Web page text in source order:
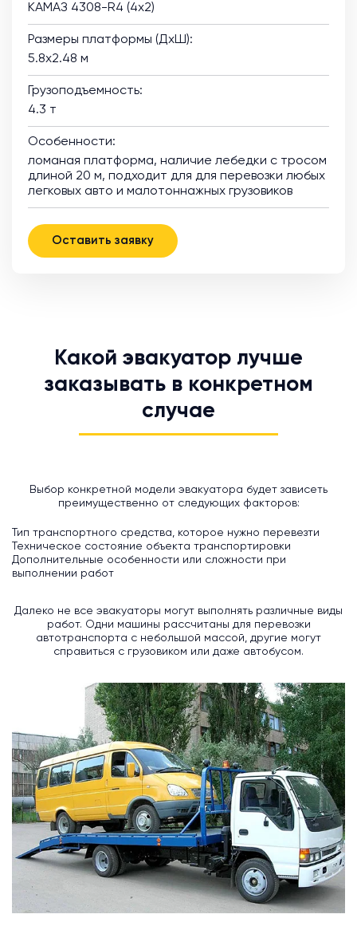
КАМАЗ 4308-R4 (4х2)
Размеры платформы (ДхШ):
5.8х2.48 м
Грузоподъемность:
4.3 т
Особенности:
ломаная платформа, наличие лебедки с тросом
длиной 20 м, подходит для для перевозки любых
легковых авто и малотоннажных грузовиков
Оставить заявку
Какой эвакуатор лучше
заказывать в конкретном
случае
Выбор конкретной модели эвакуатора будет зависеть
преимущественно от следующих факторов:
Тип транспортного средства, которое нужно перевезти
Техническое состояние объекта транспортировки
Дополнительные особенности или сложности при
выполнении работ
Далеко не все эвакуаторы могут выполнять различные виды
работ. Одни машины рассчитаны для перевозки
автотранспорта с небольшой массой, другие могут
справиться с грузовиком или даже автобусом.